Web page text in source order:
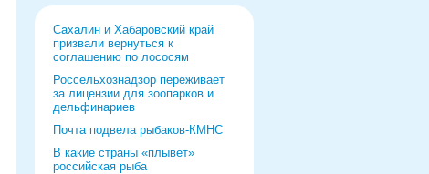
Сахалин и Хабаровский край
призвали вернуться к
соглашению по лососям
Россельхознадзор переживает
за лицензии для зоопарков и
дельфинариев
Почта подвела рыбаков-КМНС
В какие страны «плывет»
российская рыба